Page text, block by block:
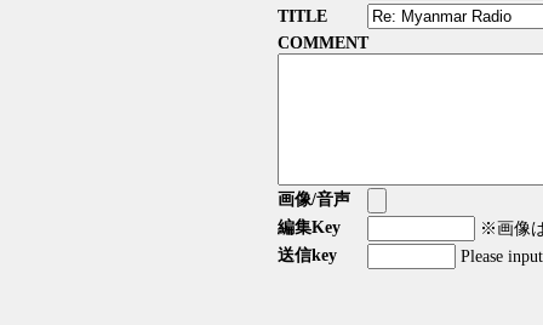
TITLE
COMMENT
画像/音声
編集Key
※画像
送信key
Please